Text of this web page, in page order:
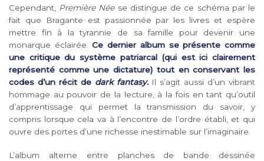
Cependant, Première Néese distingue de ce schéma par le
fait que Bragante est passionnée par les livres et espère
mettre fin à la tyrannie de sa famille pour devenir une
monarque éclairée.Ce dernier album se présente comme
une critique du système patriarcal (qui est ici clairement
représenté comme une dictature) tout en conservant les
codes d’un récit de dark fantasy. Il s’agit aussi d’un vibrant
hommage au pouvoir de la lecture, à la fois en tant qu’outil
d’apprentissage qui permet la transmission du savoir, y
compris lorsque cela va à l’encontre de l’ordre établi, et qui
ouvre des portes d’une richesse inestimable sur l’imaginaire.
L’album alterne entre planches de bande dessinée